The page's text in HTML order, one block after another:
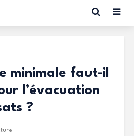
minimale faut-il
l’évacuation
?